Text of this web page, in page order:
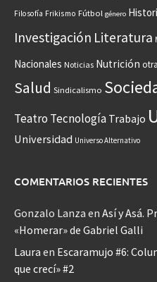
Filosofía Frikismo Fútbol género
Investigación Literatura
Nacionales Noticias Nutrición
Salud Sindicalismo
Teatro Tecnología Trabajo
Universidad Universo Alternativo
COMENTARIOS RECIENTES
Gonzalo Lanza en Así y Asá.
«Homerar» de Gabriel Galli
Laura en Escaramujo #6:
que crecí» #2